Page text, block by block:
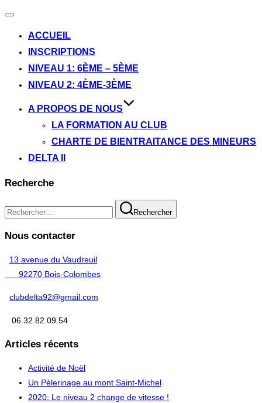
Ouvrir/fermer
navigationACCUEIL
INSCRIPTIONS
NIVEAU 1: 6ÈME – 5ÈME
NIVEAU 2: 4ÈME-3ÈME
A PROPOS DE NOUS
LA FORMATION AU CLUB
CHARTE DE BIENTRAITANCE DES MINEURS
DELTA II
Recherche
Recherche
pour :
Rechercher
Nous contacter
13 avenue du Vaudreuil
92270 Bois-Colombes
clubdelta92@gmail.com
06.32.82.09.54
Articles récents
Activité de Noël
Un Pèlerinage au mont Saint-Michel
2020: Le niveau 2 change de vitesse !